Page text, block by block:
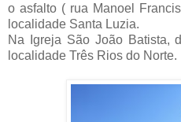
o asfalto ( rua Manoel
localidade Santa Luzia.
Na Igreja São João Batista,
localidade Três Rios do Norte.